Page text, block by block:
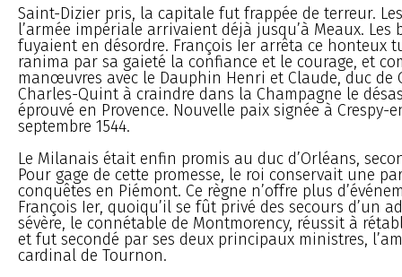
Saint-Dizier pris, la capitale fut frappée de terreur.
l’armée impériale arrivaient déjà jusqu’à Meaux. Les
fuyaient en désordre. François Ier arrêta ce honteux
ranima par sa gaieté la confiance et le courage, et
manœuvres avec le Dauphin Henri et Claude, duc de
Charles-Quint à craindre dans la Champagne le
éprouvé en Provence. Nouvelle paix signée à Crespy-
septembre 1544.
Le Milanais était enfin promis au duc d’Orléans,
Pour gage de cette promesse, le roi conservait une
conquêtes en Piémont. Ce règne n’offre plus
François Ier, quoiqu’il se fût privé des secours d’un
sévère, le connétable de Montmorency, réussit à
et fut secondé par ses deux principaux ministres,
cardinal de Tournon.